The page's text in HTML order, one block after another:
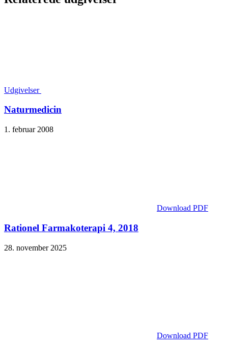
Udgivelser
Naturmedicin
1. februar 2008
Download PDF
Rationel Farmakoterapi 4, 2018
28. november 2025
Download PDF